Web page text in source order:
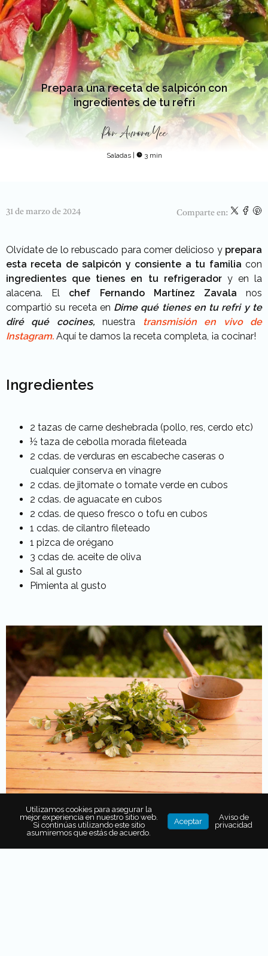
Prepara una receta de salpicón con
ingredientes de tu refri
PorAurora Yee
Saladas | 3 min
31 de marzo de 2024 Comparte en:
Olvídate de lo rebuscado para comer delicioso y prepara
esta receta de salpicón y consiente a tu familia con
ingredientes que tienes en tu refrigeradory en la
alacena. El chef Fernando Martínez Zavala nos
compartió su receta en Dime qué tienes en tu refri y te
diré qué cocines, nuestra
transmisión en vivo de
Instagram. Aquí te damos la receta completa, ¡a cocinar!
Ingredientes
2 tazas de carne deshebrada (pollo, res, cerdo etc)
½ taza de cebolla morada fileteada
2 cdas. de verduras en escabeche caseras o
cualquier conserva en vinagre
2 cdas. de jitomate o tomate verde en cubos
2 cdas. de aguacate en cubos
2 cdas. de queso fresco o tofu en cubos
1 cdas. de cilantro fileteado
1 pizca de orégano
3 cdas de. aceite de oliva
Sal al gusto
Pimienta al gusto
Utilizamos cookies para asegurar la
mejor experiencia en nuestro sitio web.
Si continúas utilizando este sitio
asumiremos que estás de acuerdo.
Aceptar
Aviso de
privacidad